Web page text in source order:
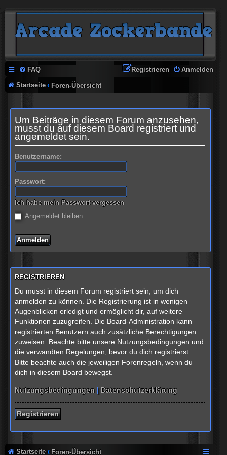
FAQ Anmelden
Registrieren
Startseite Foren-Übersicht
Um Beiträge in diesem Forum anzusehen,
musst du auf diesem Board registriert und
angemeldet sein.
Benutzername:
Passwort:
Ich habe mein Passwort vergessen
Angemeldet bleiben
REGISTRIEREN
Du musst in diesem Forum registriert sein, um dich
anmelden zu können. Die Registrierung ist in wenigen
Augenblicken erledigt und ermöglicht dir, auf weitere
Funktionen zuzugreifen. Die Board-Administration kann
registrierten Benutzern auch zusätzliche Berechtigungen
zuweisen. Beachte bitte unsere Nutzungsbedingungen und
die verwandten Regelungen, bevor du dich registrierst.
Bitte beachte auch die jeweiligen Forenregeln, wenn du
dich in diesem Board bewegst.
Nutzungsbedingungen |Datenschutzerklärung
Registrieren
Startseite Foren-Übersicht